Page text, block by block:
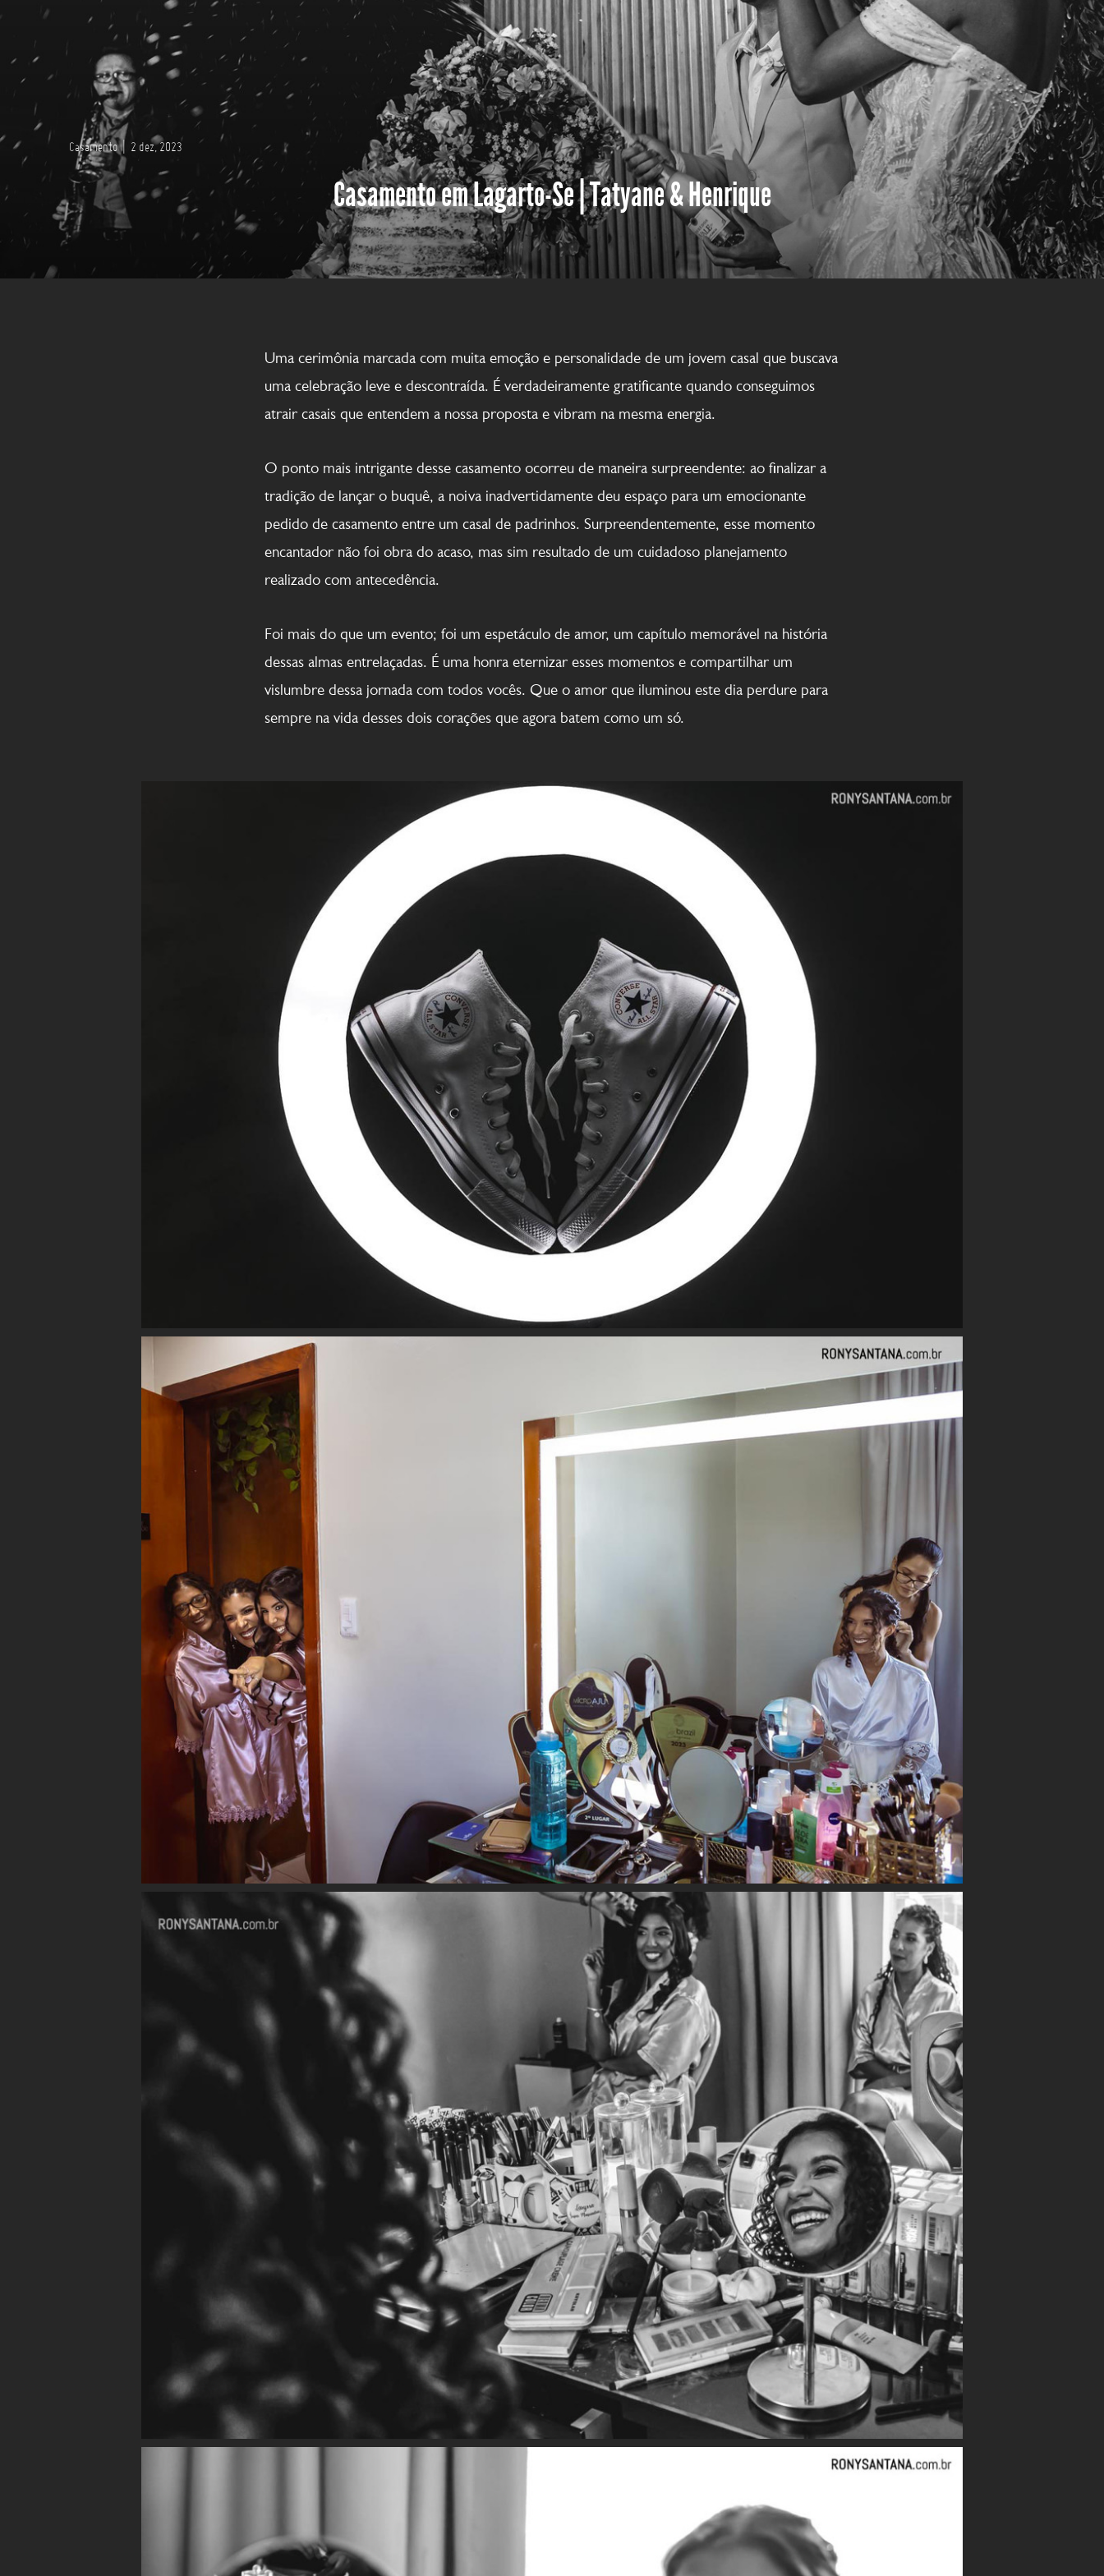
Casamento| 2 dez, 2023
Casamento em Lagarto-Se | Tatyane & Henrique
Uma cerimônia marcada com muita emoção e personalidade de um jovem casal que buscava
uma celebração leve e descontraída. É verdadeiramente gratificante quando conseguimos
atrair casais que entendem a nossa proposta e vibram na mesma energia.
O ponto mais intrigante desse casamento ocorreu de maneira surpreendente: ao finalizar a
tradição de lançar o buquê, a noiva inadvertidamente deu espaço para um emocionante
pedido de casamento entre um casal de padrinhos. Surpreendentemente, esse momento
encantador não foi obra do acaso, mas sim resultado de um cuidadoso planejamento
realizado com antecedência.
Foi mais do que um evento; foi um espetáculo de amor, um capítulo memorável na história
dessas almas entrelaçadas. É uma honra eternizar esses momentos e compartilhar um
vislumbre dessa jornada com todos vocês. Que o amor que iluminou este dia perdure para
sempre na vida desses dois corações que agora batem como um só.